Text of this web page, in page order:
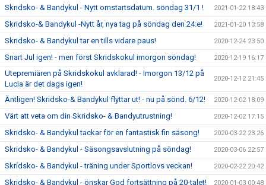
Skridsko- & Bandykul - Nytt omstartsdatum. söndag 31/1 ! 2021-01-22 18:43
Skridsko-& Bandykul -Nytt år, nya tag på söndag den 24:e! 2021-01-20 13:58
Skridsko- & Bandykul tar en tills vidare paus! 2020-12-24 23:50
Snart Jul igen! - men först Skridskokul imorgon söndag! 2020-12-19 16:17
Utepremiären på Skridskokul avklarad! - Imorgon 13/12 på
Lucia är det dags igen!
2020-12-12 21:45
Äntligen! Skridsko-& Bandykul flyttar ut! - nu på sönd. 6/12! 2020-12-02 18:09
Värt att veta om din Skridsko- & Bandyutrustning! 2020-12-02 17:15
Skridsko- & Bandykul tackar för en fantastisk fin säsong! 2020-03-22 23:26
Skridsko- & Bandykul - Säsongsavslutning på söndag! 2020-03-06 22:57
Skrídsko- & Bandykul - träning under Sportlovs veckan! 2020-02-22 20:42
Skridsko- & Bandykul - önskar God fortsättning på 20-talet! 2020-01-03 00:48